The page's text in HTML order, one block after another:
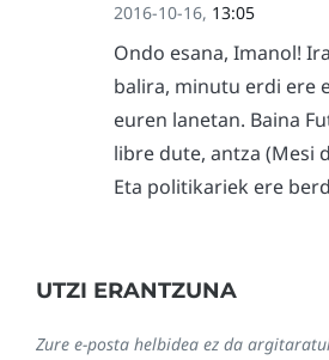
2016-10-16, 13:05
Ondo esana, Imanol!
balira, minutu erdi ere
euren lanetan. Baina
libre dute, antza (Mesi
Eta politikariek ere
UTZI ERANTZUNA
Zure e-posta helbidea ez da